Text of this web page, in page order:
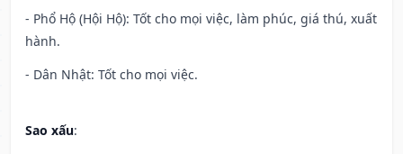
- Phổ Hộ (Hội Hộ): Tốt cho mọi việc, làm phúc, giá thú, xuất
hành.
- Dân Nhật: Tốt cho mọi việc.
Sao xấu: